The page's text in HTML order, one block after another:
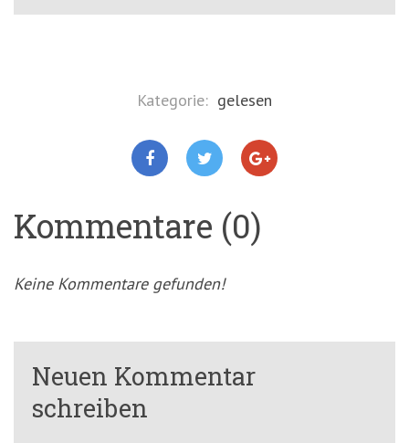
Kategorie: gelesen
Kommentare (0)
Keine Kommentare gefunden!
Neuen Kommentar
schreiben